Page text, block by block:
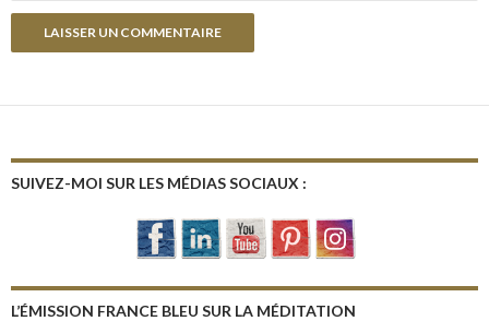
SUIVEZ-MOI SUR LES MÉDIAS SOCIAUX :
L’ÉMISSION FRANCE BLEU SUR LA MÉDITATION